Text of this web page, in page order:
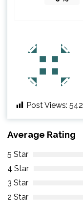
Post Views: 542
Average Rating
5 Star
4 Star
3 Star
2 Star